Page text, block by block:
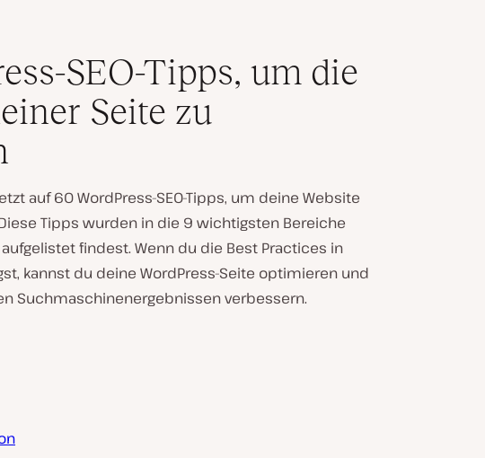
SEO-Tipps, um die
Seite zu
auf 60 WordPress-SEO-Tipps, um deine Website
Tipps wurden in die 9 wichtigsten Bereiche
findest. Wenn du die Best Practices in
kannst du deine WordPress-Seite optimieren und
Suchmaschinenergebnissen verbessern.